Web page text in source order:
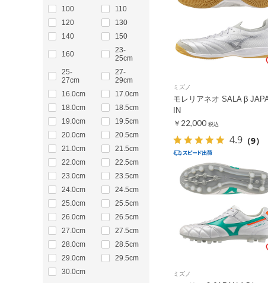
100
110
120
130
140
150
160
23-
25cm
25-
27cm
27-
29cm
16.0cm
17.0cm
18.0cm
18.5cm
19.0cm
19.5cm
20.0cm
20.5cm
21.0cm
21.5cm
22.0cm
22.5cm
23.0cm
23.5cm
24.0cm
24.5cm
25.0cm
25.5cm
26.0cm
26.5cm
27.0cm
27.5cm
28.0cm
28.5cm
29.0cm
29.5cm
30.0cm
ミズノ
モレリアネオ SALA β
IN
￥22,000 税込
4.9 （9）
ミズノ